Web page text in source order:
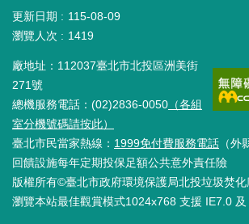
更新日期
115-08-09
瀏覽人次
1419
廠地址：112037臺北市北投區洲美街
271號
總機服務電話：(02)2836-0050 （各組
室分機號碼請按此）
臺北市民當家熱線： 1999免付費服務電話 （外
回饋設施每年定期投保足額公共意外責任險
版權所有©臺北市政府環境保護局北投垃圾焚化
瀏覽本站最佳觀賞模式1024x768 支援 IE7.0